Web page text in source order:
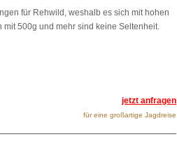
für Rehwild, weshalb es sich mit hohen
500g und mehr sind keine Seltenheit.
jetzt anfragen
für eine großartige Jagdreise